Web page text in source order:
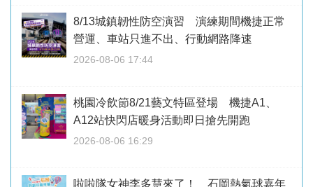
8/13城鎮韌性防空演習 演練期間機捷正常
營運、車站只進不出、行動網路降速
2026-08-06 17:44
桃園冷飲節8/21藝文特區登場 機捷A1、
A12站快閃店暖身活動即日搶先開跑
2026-08-06 16:29
啦啦隊女神李多慧來了！ 石岡熱氣球嘉年